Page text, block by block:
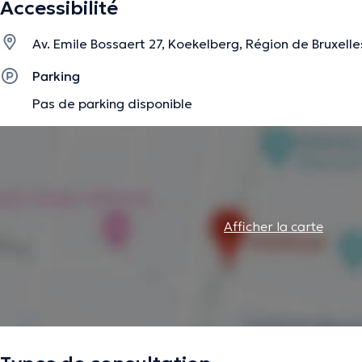
Accessibilité
Av. Emile Bossaert 27, Koekelberg, Région de
Parking
Pas de parking disponible
Afficher la carte